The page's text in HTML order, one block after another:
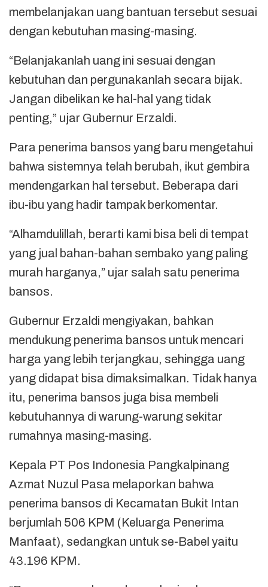
membelanjakan uang bantuan tersebut sesuai
dengan kebutuhan masing-masing.
“Belanjakanlah uang ini sesuai dengan
kebutuhan dan pergunakanlah secara bijak.
Jangan dibelikan ke hal-hal yang tidak
penting,” ujar Gubernur Erzaldi.
Para penerima bansos yang baru mengetahui
bahwa sistemnya telah berubah, ikut gembira
mendengarkan hal tersebut. Beberapa dari
ibu-ibu yang hadir tampak berkomentar.
“Alhamdulillah, berarti kami bisa beli di tempat
yang jual bahan-bahan sembako yang paling
murah harganya,” ujar salah satu penerima
bansos.
Gubernur Erzaldi mengiyakan, bahkan
mendukung penerima bansos untuk mencari
harga yang lebih terjangkau, sehingga uang
yang didapat bisa dimaksimalkan. Tidak hanya
itu, penerima bansos juga bisa membeli
kebutuhannya di warung-warung sekitar
rumahnya masing-masing.
Kepala PT Pos Indonesia Pangkalpinang
Azmat Nuzul Pasa melaporkan bahwa
penerima bansos di Kecamatan Bukit Intan
berjumlah 506 KPM (Keluarga Penerima
Manfaat), sedangkan untuk se-Babel yaitu
43.196 KPM.